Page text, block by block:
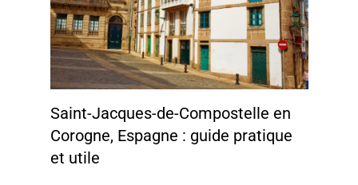
Saint-Jacques-de-Compostelle en
Corogne, Espagne : guide pratique
et utile